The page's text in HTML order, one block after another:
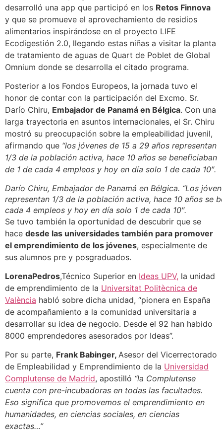
desarrolló una app que participó en los Retos Finnova
y que se promueve el aprovechamiento de residios
alimentarios inspirándose en el proyecto LIFE
Ecodigestión 2.0, llegando estas niñas a visitar la planta
de tratamiento de aguas de Quart de Poblet de Global
Omnium donde se desarrolla el citado programa.
Posterior a los Fondos Europeos, la jornada tuvo el
honor de contar con la participación del Excmo. Sr.
Darío Chiru, Embajador de Panamá en Bélgica. Con una
larga trayectoria en asuntos internacionales, el Sr. Chiru
mostró su preocupación sobre la empleabilidad juvenil,
afirmando que “los jóvenes de 15 a 29 años representan
1/3 de la población activa, hace 10 años se beneficiaban
de 1 de cada 4 empleos y hoy en día solo 1 de cada 10″.
Darío Chiru, Embajador de Panamá en Bélgica. “Los
representan 1/3 de la población activa, hace 10 años se
cada 4 empleos y hoy en día solo 1 de cada 10″.
Se tuvo también la oportunidad de descubrir que se
hace desde las universidades también para promover
el emprendimiento de los jóvenes, especialmente de
sus alumnos pre y posgraduados.
LorenaPedros,Técnico Superior en Ideas UPV, la unidad
de emprendimiento de la Universitat Politècnica de
València habló sobre dicha unidad, “pionera en España
de acompañamiento a la comunidad universitaria a
desarrollar su idea de negocio. Desde el 92 han habido
8000 emprendedores asesorados por Ideas”.
Por su parte, Frank Babinger, Asesor del Vicerrectorado
de Empleabilidad y Emprendimiento de la Universidad
Complutense de Madrid, apostilló “la Complutense
cuenta con pre-incubadoras en todas las facultades.
Eso significa que promovemos el emprendimiento en
humanidades, en ciencias sociales, en ciencias
exactas…”